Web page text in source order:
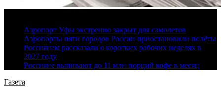
Аэропорт Уфы экстренно закрыт для самолетов
Аэропорты пяти городов России приостановили полёты
Россиянам рассказали о коротких рабочих неделях в
2027 году
Россияне выпивают до 11 млн порций кофе в месяц
Газета